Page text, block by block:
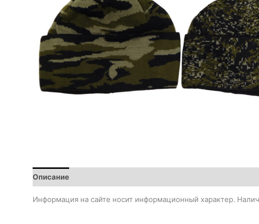
Описание
Информация на сайте носит информационный характер.